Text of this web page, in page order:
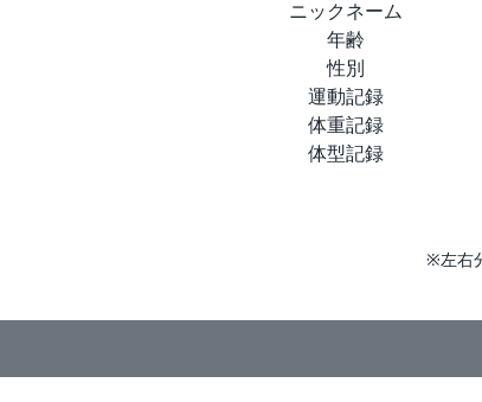
ニックネーム
年齢
性別
運動記録
体重記録
体型記録
※左右